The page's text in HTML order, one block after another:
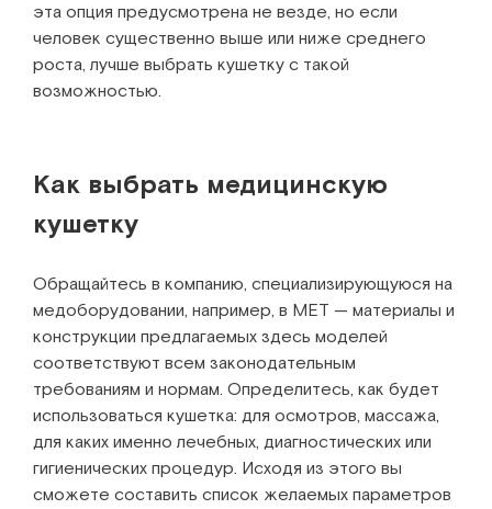
эта опция предусмотрена не везде, но если
человек существенно выше или ниже среднего
роста, лучше выбрать кушетку с такой
возможностью.
Как выбрать медицинскую
кушетку
Обращайтесь в компанию, специализирующуюся на
медоборудовании, например, в МЕТ — материалы и
конструкции предлагаемых здесь моделей
соответствуют всем законодательным
требованиям и нормам. Определитесь, как будет
использоваться кушетка: для осмотров, массажа,
для каких именно лечебных, диагностических или
гигиенических процедур. Исходя из этого вы
сможете составить список желаемых параметров